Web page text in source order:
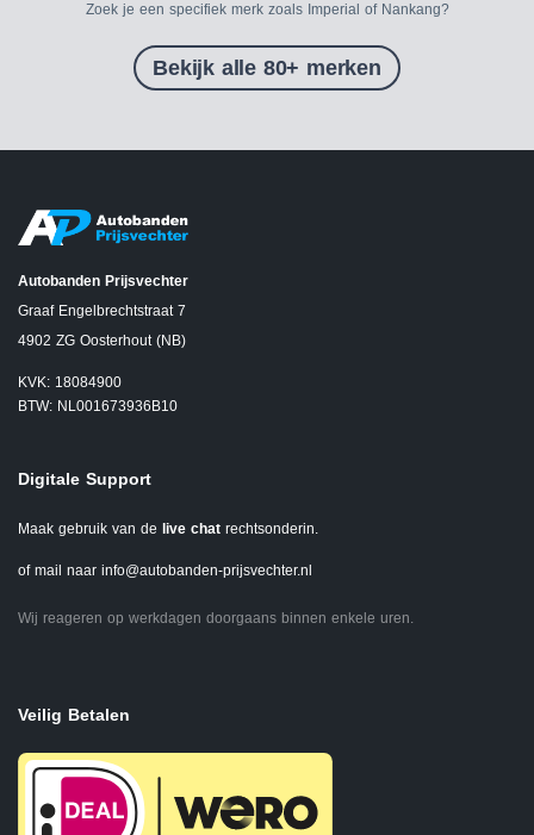
Zoek je een specifiek merk zoals Imperial of Nankang?
Bekijk alle 80+ merken
Autobanden Prijsvechter
Graaf Engelbrechtstraat 7
4902 ZG Oosterhout (NB)
KVK: 18084900
BTW: NL001673936B10
Digitale Support
Maak gebruik van de live chat rechtsonderin.
of mail naar info@autobanden-prijsvechter.nl
Wij reageren op werkdagen doorgaans binnen enkele uren.
Veilig Betalen